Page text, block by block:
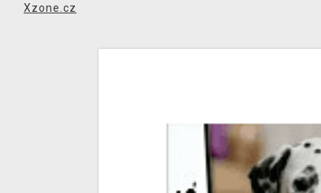
Xzone.cz